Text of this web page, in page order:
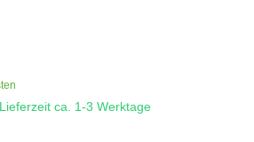
ca. 1-3 Werktage